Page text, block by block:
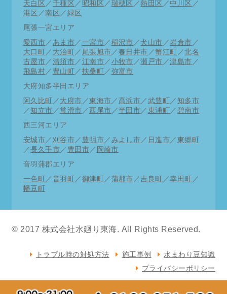
天白区 ／ 千種区 ／ 昭和区 ／ 瑞穂区 ／ 熱田区 ／中川区 ／
港区 ／南区 ／ 緑区
尾張一宮エリア
愛西市 ／ あま市 ／ 一宮市 ／ 稲沢市 ／ 犬山市 ／岩倉市 ／
大口町
／ 大治町 ／ 尾張旭市 ／ 春日井市 ／蟹江町 ／北名
古屋市 ／ 清須市 ／ 江南市 ／ 小牧市 ／瀬戸市 ／津島市 ／
飛島村 ／ 豊山町 ／ 扶桑町 ／ 弥富市
大府知多半田エリア
阿久比町 ／ 大府市 ／東海市 ／ 高浜市 ／ 武豊町 ／ 知多市
／知立市 ／常滑市 ／ 西尾市 ／半田市 ／ 東浦町 ／ 碧南市
西三河エリア
安城市 ／ 刈谷市 ／ 豊明市 ／ みよし市 ／ 日進市 ／ 東郷町
／長久手市 ／ 豊田市 ／ 岡崎市
音羽蒲郡エリア
一色町 ／ 音羽町 ／ 御津町 ／ 蒲郡市 ／吉良町 ／幸田町
／
幡豆町
© 2017 株式会社水廻り東海. All Rights Reserved.
トラブル時の対処方法 施工事例
水まわり豆知識
プライバシーポリシー